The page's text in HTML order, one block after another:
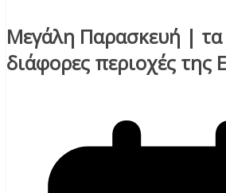
Μεγάλη Παρασκευή | τα
διάφορες περιοχές της